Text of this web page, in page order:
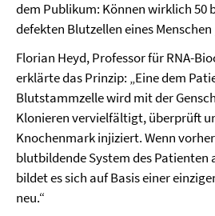
dem Publikum: Können wirklich 50
defekten Blutzellen eines
Florian Heyd, Professor für RNA-
erklärte das Prinzip: „Eine dem
Blutstammzelle wird mit der
Klonieren vervielfältigt, überprüft
Knochenmark injiziert. Wenn
blutbildende System des Patienten
bildet es sich auf Basis einer
neu.“